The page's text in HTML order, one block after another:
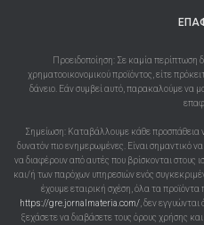
Προειδοποίηση: Σε καμία
χρηματοοικονομικού προϊόντος, είτε
δάνειο. Εάν συμβεί αυτό, παρακαλούμε να
Σημείωση: Καταβάλλουμε κάθε προσπάθεια
δυνατόν πιο ενημερωμένες. Είναι σημαντικό
να διαφέρουν από αυτές που βρίσκονται στους
και/ή των παρόχων υπηρεσιών ενός
έχουμε εταιρική σχέση, όλα τα προϊόντα
https://gre.jornalmateria.com/, δεν εγγυώνται
ξεχάσετε να διαβάσετε τους όρους χρήσης